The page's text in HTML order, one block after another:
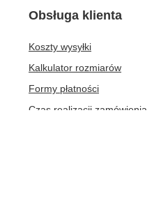
Obsługa klienta
Koszty wysyłki
Kalkulator rozmiarów
Formy płatności
Czas realizacji zamówienia